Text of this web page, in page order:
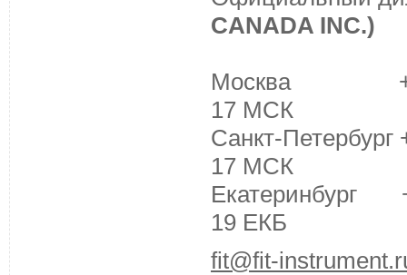
CANADA INC.)
Москва +7
17 МСК
Санкт-
17 МСК
Екатеринбург
19 ЕКБ
fit@fit-